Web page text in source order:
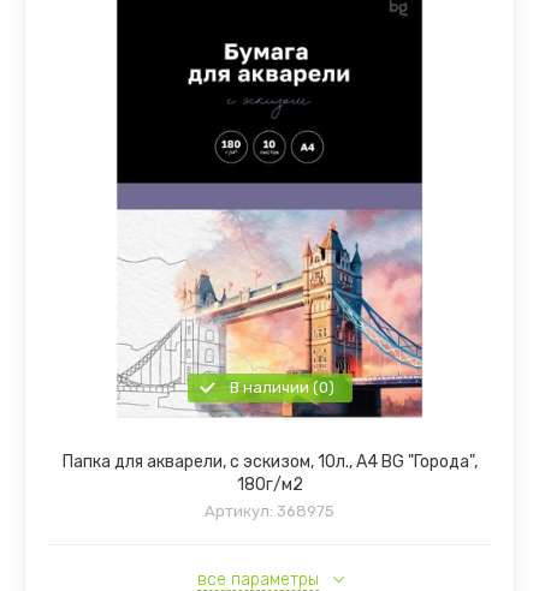
В наличии (0)
Папка для акварели, с эскизом, 10л., А4 BG "Города",
180г/м2
Артикул: 368975
все параметры